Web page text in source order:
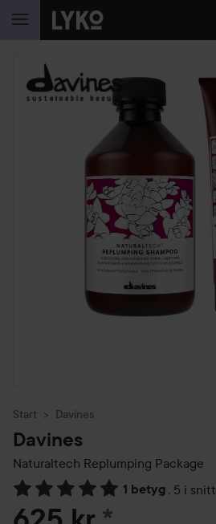
HOPPA TILL INNEHÅLLET
Start Davines
Davines
Naturaltech Replumping Package
1 betyg , 5 i snitt
Hoppa till Betyg & kommentarer